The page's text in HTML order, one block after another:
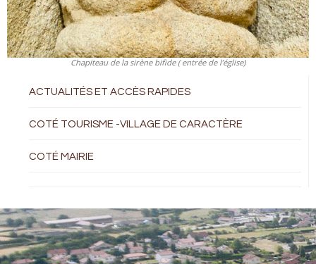
Chapiteau de la sirène bifide ( entrée de l’église)
ACTUALITÉS ET ACCÈS RAPIDES
COTÉ TOURISME -VILLAGE DE CARACTÈRE
COTÉ MAIRIE